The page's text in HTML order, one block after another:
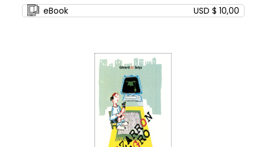
eBook USD $ 10,00